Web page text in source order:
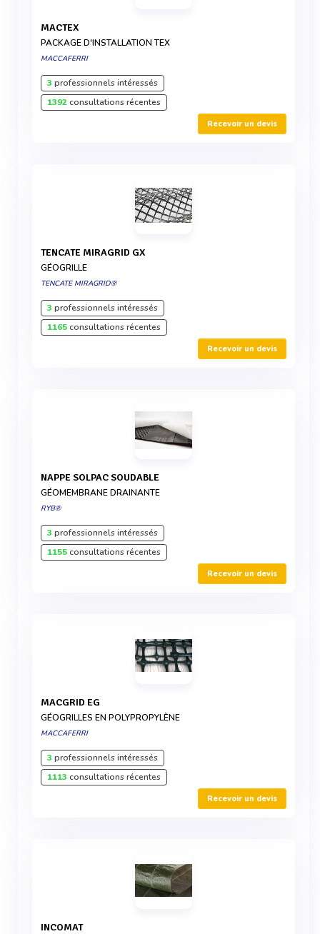
MACTEX
PACKAGE D'INSTALLATION TEX
MACCAFERRI
3 professionnels intéressés
1392consultations récentes
Recevoir un devis
TENCATE MIRAGRID GX
GÉOGRILLE
TENCATE MIRAGRID®
3 professionnels intéressés
1165consultations récentes
Recevoir un devis
NAPPE SOLPAC SOUDABLE
GÉOMEMBRANE DRAINANTE
RYB®
3 professionnels intéressés
1155consultations récentes
Recevoir un devis
MACGRID EG
GÉOGRILLES EN POLYPROPYLÈNE
MACCAFERRI
3 professionnels intéressés
1113 consultations récentes
Recevoir un devis
INCOMAT